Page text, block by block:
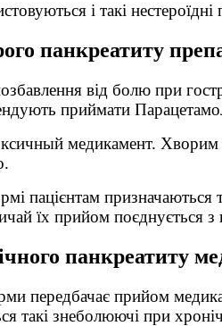
і такі
панкреатиту
від болю при
приймати
медикамент.
пацієнтам
їх прийом поєднується
панкреатиту
передбачає прийом
такі знеболюючі при